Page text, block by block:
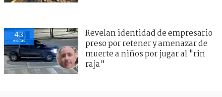
43
visitas
Revelan identidad de empresario
preso por retener y amenazar de
muerte a niños por jugar al "rin
raja"